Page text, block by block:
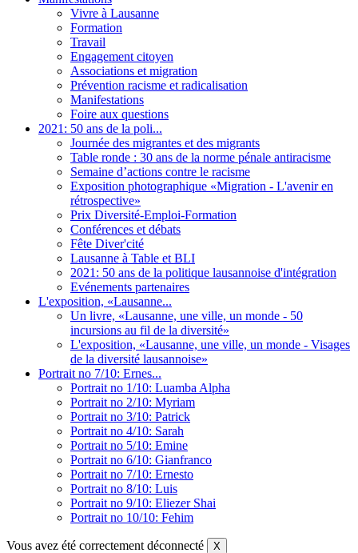
Vivre à Lausanne
Formation
Travail
Engagement citoyen
Associations et migration
Prévention racisme et radicalisation
Manifestations
Foire aux questions
2021: 50 ans de la poli...
Journée des migrantes et des migrants
Table ronde : 30 ans de la norme pénale antiracisme
Semaine d’actions contre le racisme
Exposition photographique «Migration - L'avenir en
rétrospective»
Prix Diversité-Emploi-Formation
Conférences et débats
Fête Diver'cité
Lausanne à Table et BLI
2021: 50 ans de la politique lausannoise d'intégration
Evénements partenaires
L'exposition, «Lausanne...
Un livre, «Lausanne, une ville, un monde - 50
incursions au fil de la diversité»
L'exposition, «Lausanne, une ville, un monde - Visages
de la diversité lausannoise»
Portrait no 7/10: Ernes...
Portrait no 1/10: Luamba Alpha
Portrait no 2/10: Myriam
Portrait no 3/10: Patrick
Portrait no 4/10: Sarah
Portrait no 5/10: Emine
Portrait no 6/10: Gianfranco
Portrait no 7/10: Ernesto
Portrait no 8/10: Luis
Portrait no 9/10: Eliezer Shai
Portrait no 10/10: Fehim
Vous avez été correctement déconnecté X